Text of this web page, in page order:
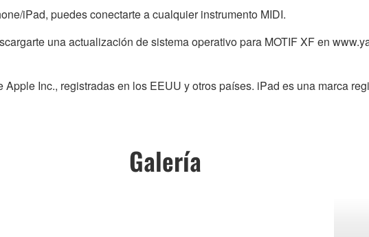
iPad, puedes conectarte a cualquier instrumento MIDI.
una actualización de sistema operativo para MOTIF XF en
Inc., registradas en los EEUU y otros países. iPad es una marca
Galería